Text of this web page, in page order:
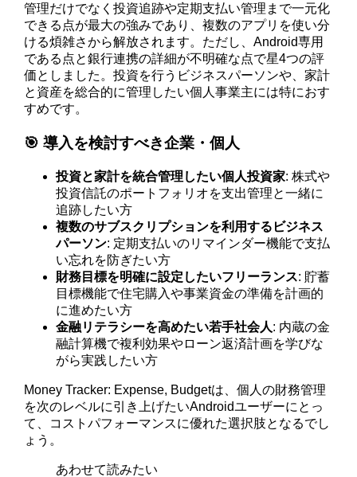
管理だけでなく投資追跡や定期支払い管理まで一元化
できる点が最大の強みであり、複数のアプリを使い分
ける煩雑さから解放されます。ただし、Android専用
である点と銀行連携の詳細が不明確な点で星4つの評
価としました。投資を行うビジネスパーソンや、家計
と資産を総合的に管理したい個人事業主には特におす
すめです。
🎯 導入を検討すべき企業・個人
投資と家計を統合管理したい個人投資家: 株式や
投資信託のポートフォリオを支出管理と一緒に
追跡したい方
複数のサブスクリプションを利用するビジネス
パーソン: 定期支払いのリマインダー機能で支払
い忘れを防ぎたい方
財務目標を明確に設定したいフリーランス: 貯蓄
目標機能で住宅購入や事業資金の準備を計画的
に進めたい方
金融リテラシーを高めたい若手社会人: 内蔵の金
融計算機で複利効果やローン返済計画を学びな
がら実践したい方
Money Tracker: Expense, Budgetは、個人の財務管理
を次のレベルに引き上げたいAndroidユーザーにとっ
て、コストパフォーマンスに優れた選択肢となるでし
ょう。
あわせて読みたい